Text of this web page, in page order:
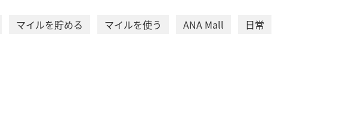
マイルを貯める マイルを使う ANA Mall 日常